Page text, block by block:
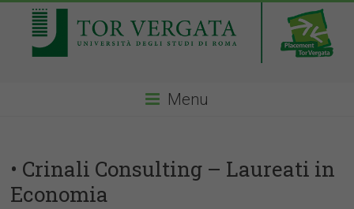
Menu
• Crinali Consulting – Laureati in
Economia